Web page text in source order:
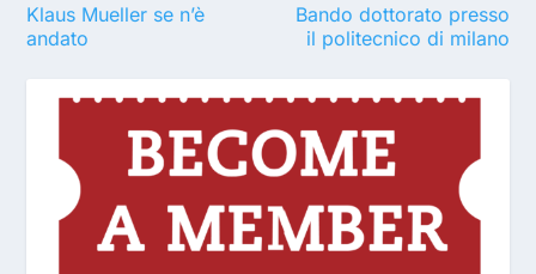
Klaus Mueller se n’è
andato
Bando dottorato presso
il politecnico di milano